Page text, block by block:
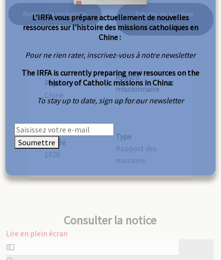
Retour à la recherche
Extraits de la même
année
Pays
Chine
Région
missionnaire
Sichuan
Année
1926
Type
Rapport des
missions
Consulter la notice
Lire en plein écran
Aller
au
L’IRFA vous prépare actuellement de nouvelles
ressources sur l’histoire des missions catholiques en
Chine :
Pour ne rien rater, inscrivez-vous à notre newsletter
The IRFA is currently preparing new resources on the
history of Catholic missions in China:
To stay up to date, sign up for our newsletter
Soumettre